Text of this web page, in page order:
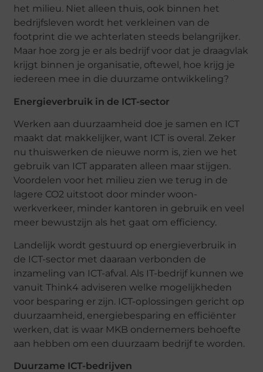
het milieu. Niet alleen thuis, ook binnen het
bedrijfsleven wordt het verkleinen van de
footprint die we achterlaten steeds belangrijker.
Maar hoe zorg je er als bedrijf voor dat je draagvlak
krijgt binnen je organisatie, oftewel, hoe krijg je
iedereen mee in die duurzame ontwikkeling?
Energieverbruik in de ICT-sector
Werken aan duurzaamheid doe je samen en ICT
maakt dat makkelijker, want ICT is overal. Zeker
nu thuiswerken de nieuwe norm is, zien we het
gebruik van ICT apparaten alleen maar stijgen.
Voordelen voor het milieu zien we terug in de
lagere CO2 uitstoot door minder woon-
werkverkeer, minder kantoren in gebruik en veel
meer bewustzijn als het gaat om efficiency.
Landelijk wordt gestuurd op energieverbruik in
de ICT-sector met daaraan verbonden de
inzameling van ICT-afval. Als IT-bedrijf kunnen we
vanuit Think4 adviseren welke mogelijkheden
voor besparing er zijn. ICT-oplossingen gericht op
duurzaamheid, energiebesparing en efficiënter
werken, dat is waar MKB ondernemers behoefte
aan hebben om een duurzaam bedrijf te worden.
Duurzame ICT-bedrijven